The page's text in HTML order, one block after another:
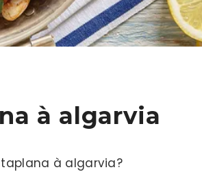
à algarvia
à algarvia?